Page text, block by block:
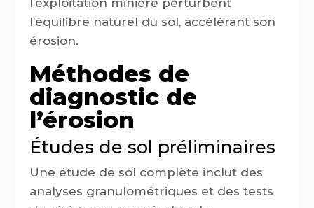
l’équilibre naturel du sol, accélérant son
érosion.
Méthodes de
diagnostic de
l’érosion
Études de sol préliminaires
Une étude de sol complète inclut des
analyses granulométriques et des tests